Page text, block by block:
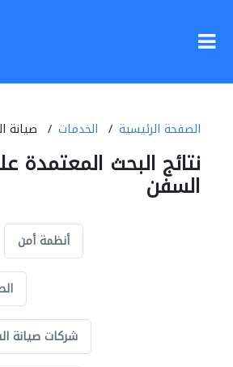
الصفحة الرئيسية الخدمات صيانة
نتائج البحث المعتمدة
السفن
أنظمة أمن
شركات